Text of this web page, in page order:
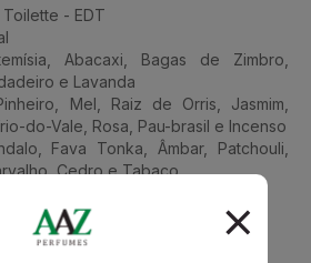
- EDT
Abacaxi, Bagas de Zimbro,
e Lavanda
Mel, Raiz de Orris, Jasmim,
do-Vale, Rosa, Pau-brasil e Incenso
Fava Tonka, Âmbar, Patchouli,
Cedro e Tabaco
ted-lapidus